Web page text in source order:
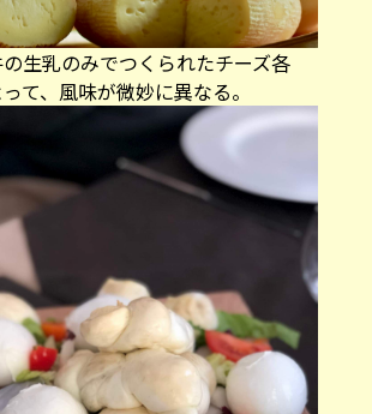
生乳のみでつくられたチーズ各
て、風味が微妙に異なる。